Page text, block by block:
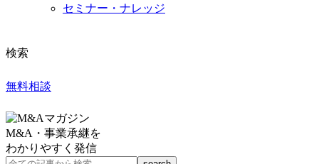
セミナー・ナレッジ
検索
無料相談
M&A・事業承継を
わかりやすく発信